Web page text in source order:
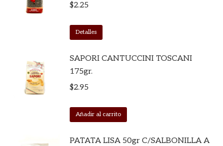
$2.25
Detalles
SAPORI CANTUCCINI TOSCANI
175gr.
$2.95
Añadir al carrito
PATATA LISA 50gr C/SALBONILLA A